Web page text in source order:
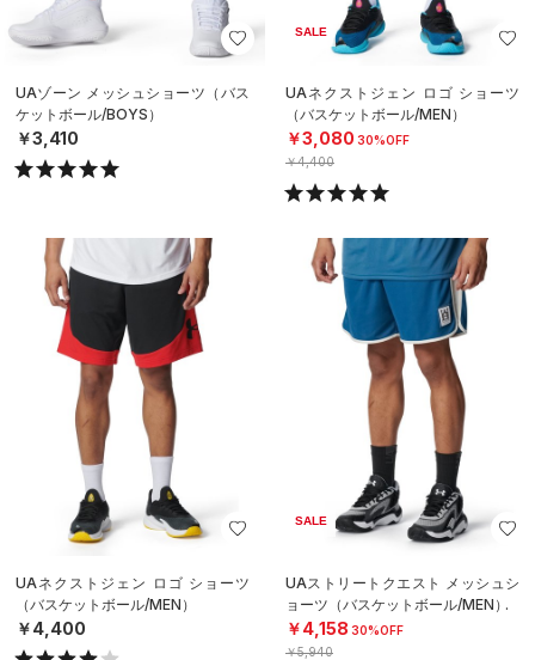
UAゾーン メッシュショーツ（バス
ケットボール/BOYS）
￥3,410
SALE
UAネクストジェン ロゴ ショーツ
（バスケットボール/MEN）
￥3,080 30%OFF
￥4,400
UAネクストジェン ロゴ ショーツ
（バスケットボール/MEN）
￥4,400
SALE
UAストリートクエスト メッシュシ
ョーツ（バスケットボール/MEN）
￥4,158 30%OFF
￥5,940